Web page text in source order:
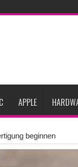
Apple verbucht
APPLE
beginnen